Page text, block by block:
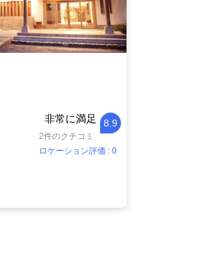
非常に満足 8.9
2件のクチコミ
ロケーション評価 : 0